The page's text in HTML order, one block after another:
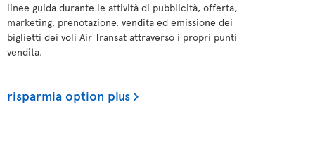
linee guida durante le attività di pubblicità, offerta,
marketing, prenotazione, vendita ed emissione dei
biglietti dei voli Air Transat attraverso i propri punti
vendita.
risparmia option plus